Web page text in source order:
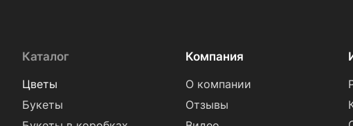
Каталог
Цветы
Букеты
Компания
О компании
Отзывы